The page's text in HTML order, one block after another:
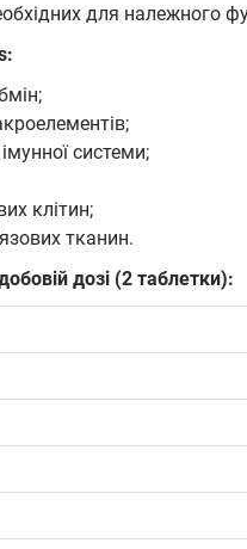
для належного
системи;
клітин;
тканин.
дозі (2 таблетки):